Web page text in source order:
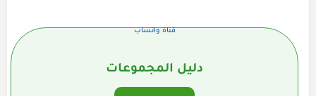
قناة واتساب
دليل المجموعات